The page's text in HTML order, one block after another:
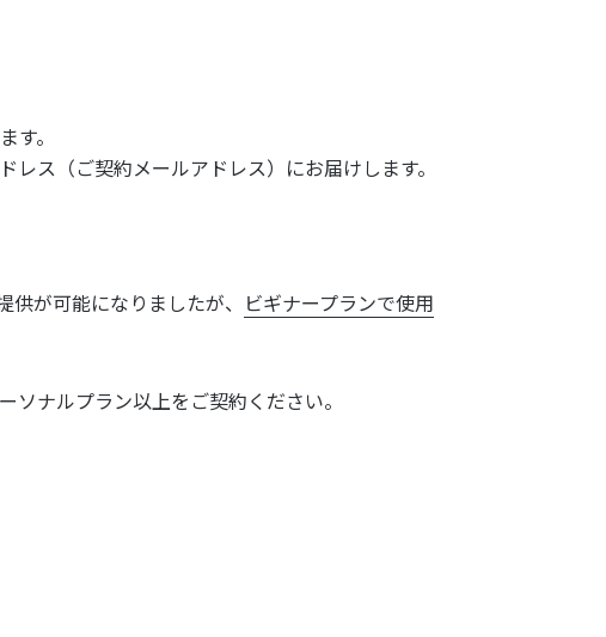
す。
ス（ご契約メールアドレス）にお届けします。
が可能になりましたが、 ビギナープランで使用
ナルプラン以上をご契約ください。